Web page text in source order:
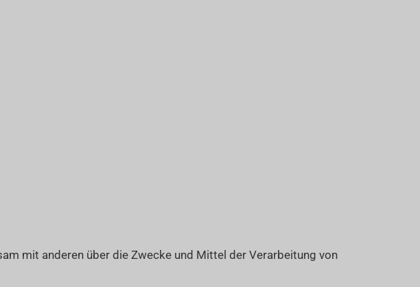
mit anderen über die Zwecke und Mittel der Verarbeitung von